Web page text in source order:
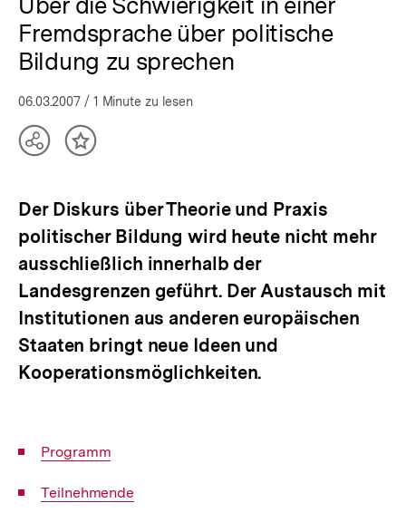
Fremdsprache über politische
Bildung zu sprechen
06.03.2007 / 1 Minute zu lesen
TeilenInhalt
Der Diskurs über Theorie und Praxis
politischer Bildung wird heute nicht mehr
ausschließlich innerhalb der
Landesgrenzen geführt. Der Austausch mit
Institutionen aus anderen europäischen
Staaten bringt neue Ideen und
Kooperationsmöglichkeiten.
Interner
Programm
Interner
Teilnehmende